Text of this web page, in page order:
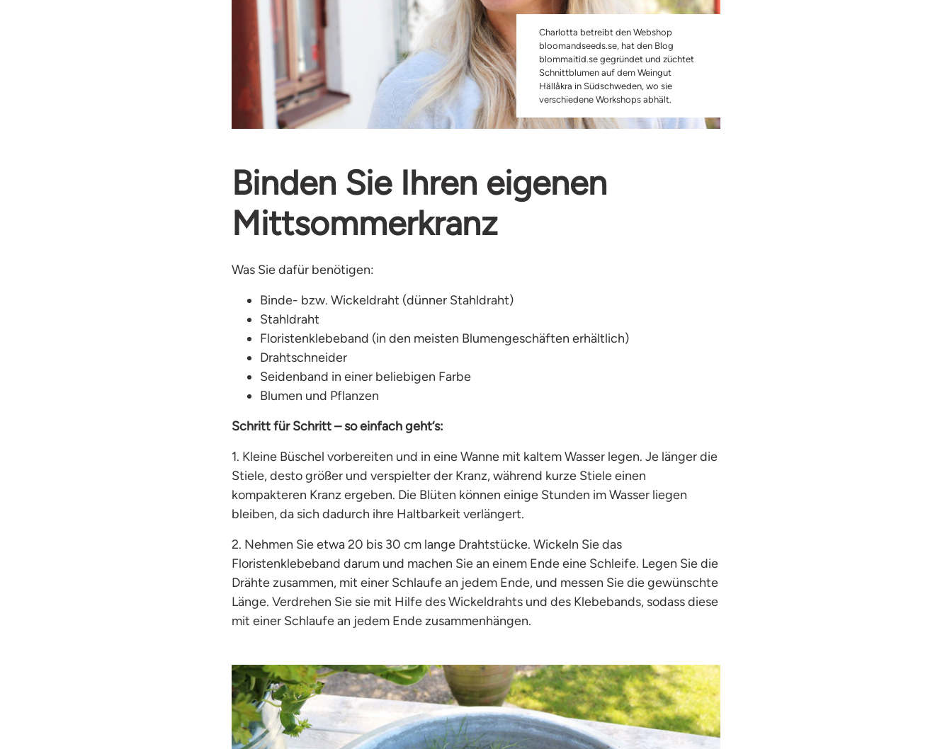
Charlotta betreibt den Webshop
bloomandseeds.se, hat den Blog
blommaitid.se gegründet und züchtet
Schnittblumen auf dem Weingut
Hällåkra in Südschweden, wo sie
verschiedene Workshops abhält.
Binden Sie Ihren eigenen
Mittsommerkranz
Was Sie dafür benötigen:
Binde- bzw. Wickeldraht (dünner Stahldraht)
Stahldraht
Floristenklebeband (in den meisten Blumengeschäften erhältlich)
Drahtschneider
Seidenband in einer beliebigen Farbe
Blumen und Pflanzen
Schritt für Schritt – so einfach geht‘s:
1. Kleine Büschel vorbereiten und in eine Wanne mit kaltem Wasser legen. Je länger die
Stiele, desto größer und verspielter der Kranz, während kurze Stiele einen
kompakteren Kranz ergeben. Die Blüten können einige Stunden im Wasser liegen
bleiben, da sich dadurch ihre Haltbarkeit verlängert.
2. Nehmen Sie etwa 20 bis 30 cm lange Drahtstücke. Wickeln Sie das
Floristenklebeband darum und machen Sie an einem Ende eine Schleife. Legen Sie die
Drähte zusammen, mit einer Schlaufe an jedem Ende, und messen Sie die gewünschte
Länge. Verdrehen Sie sie mit Hilfe des Wickeldrahts und des Klebebands, sodass diese
mit einer Schlaufe an jedem Ende zusammenhängen.